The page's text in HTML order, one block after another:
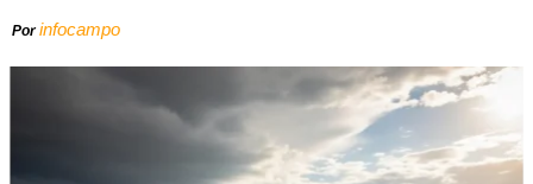
Porinfocampo